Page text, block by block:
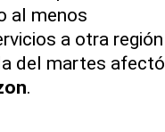
al menos
a otra región
del martes afectó
.